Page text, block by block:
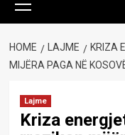
Menu
HOME LAJME
KRIZA
MIJËRA PAGA NË
Lajme
Kriza